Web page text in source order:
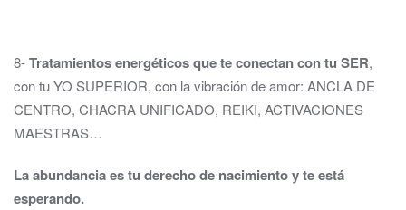
8-Tratamientos energéticos que te conectan con tu SER,
con tu YO SUPERIOR, con la vibración de amor: ANCLA DE
CENTRO, CHACRA UNIFICADO, REIKI, ACTIVACIONES
MAESTRAS…
La abundancia es tu derecho de nacimiento y te está
esperando.